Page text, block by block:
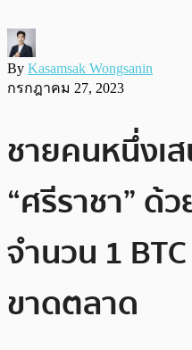
By Kasamsak Wongsanin
กรกฎาคม 27, 2023
ชายคนหนึ่งเ
“ศรีราชา” ด้
จำนวน 1
ขาดตลาด